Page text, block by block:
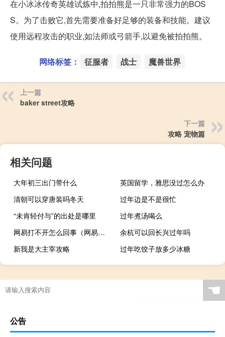
在小冰冰传奇英雄试炼中,拍拍熊是一只非常强力的BOS
S。为了击败它,首先需要准备好足够的装备和技能。建议
使用远程攻击的职业,如法师或弓箭手,以避免被拍拍熊。
网络标签： 征服者 战士 魔兽世界
上一篇
baker street攻略
下一篇
攻略 宠物篇
相关问题
大年初三出门带什么
英国留学，雅思没过怎么办
清朝可以穿唐装吗冬天
过年边是不是很忙
“未肯轻付与”的出处是哪里
过年煮汤喝么
网易打不开怎么回事（网易打不开）
余杭可以回长兴过年吗
新我是大主宰攻略
过年吃饺子放多少冰糖
☚
公告